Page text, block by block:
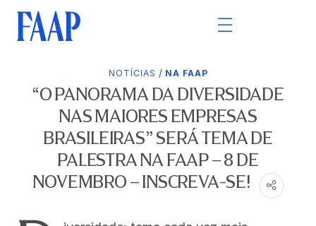
NOTÍCIAS / NA FAAP
“O PANORAMA DA DIVERSIDADE
NAS MAIORES EMPRESAS
BRASILEIRAS” SERÁ TEMA DE
PALESTRA NA FAAP – 8 DE
NOVEMBRO – INSCREVA-SE!